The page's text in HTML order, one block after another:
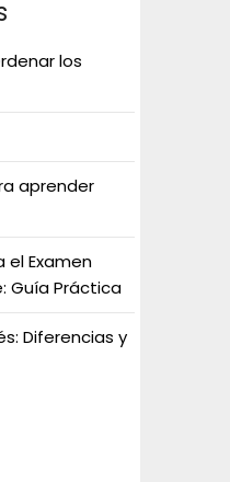
los
aprender
el Examen
Guía Práctica
Diferencias y